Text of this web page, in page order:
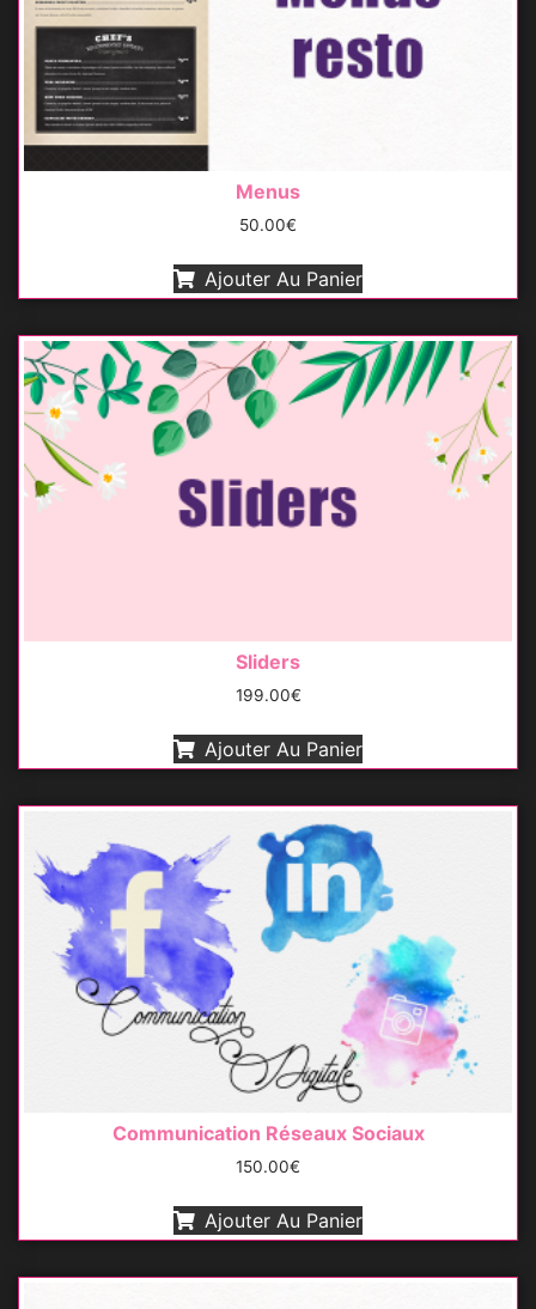
Menus
50.00€
Ajouter Au Panier
Sliders
199.00€
Ajouter Au Panier
Communication Réseaux Sociaux
150.00€
Ajouter Au Panier